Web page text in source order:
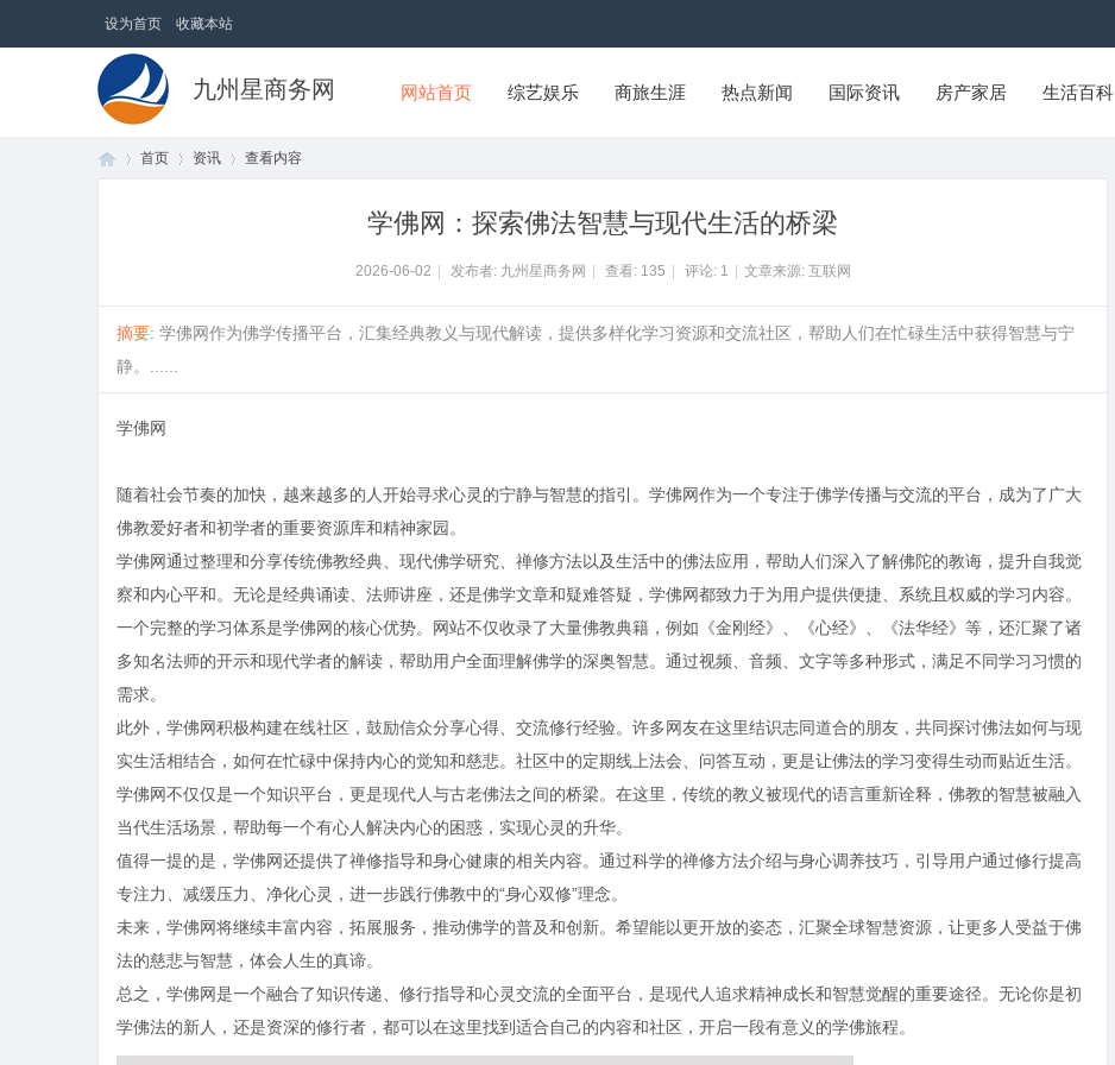
设为首页 收藏本站
九州星商务网 网站首页 综艺娱乐 商旅生涯 热点新闻 国际资讯 房产家居 生活百科
首页 资讯 查看内容
学佛网：探索佛法智慧与现代生活的桥梁
2026-06-02 发布者: 九州星商务网 查看: 135 评论: 1 文章来源: 互联网
摘要: 学佛网作为佛学传播平台，汇集经典教义与现代解读，提供多样化学习资源和交流社区，帮助人们在忙碌生活中获得智慧与宁
静。......
学佛网
随着社会节奏的加快，越来越多的人开始寻求心灵的宁静与智慧的指引。学佛网作为一个专注于佛学传播与交流的平台，成为了广大
佛教爱好者和初学者的重要资源库和精神家园。
学佛网通过整理和分享传统佛教经典、现代佛学研究、禅修方法以及生活中的佛法应用，帮助人们深入了解佛陀的教诲，提升自我觉
察和内心平和。无论是经典诵读、法师讲座，还是佛学文章和疑难答疑，学佛网都致力于为用户提供便捷、系统且权威的学习内容。
一个完整的学习体系是学佛网的核心优势。网站不仅收录了大量佛教典籍，例如《金刚经》、《心经》、《法华经》等，还汇聚了诸
多知名法师的开示和现代学者的解读，帮助用户全面理解佛学的深奥智慧。通过视频、音频、文字等多种形式，满足不同学习习惯的
需求。
此外，学佛网积极构建在线社区，鼓励信众分享心得、交流修行经验。许多网友在这里结识志同道合的朋友，共同探讨佛法如何与现
实生活相结合，如何在忙碌中保持内心的觉知和慈悲。社区中的定期线上法会、问答互动，更是让佛法的学习变得生动而贴近生活。
学佛网不仅仅是一个知识平台，更是现代人与古老佛法之间的桥梁。在这里，传统的教义被现代的语言重新诠释，佛教的智慧被融入
当代生活场景，帮助每一个有心人解决内心的困惑，实现心灵的升华。
值得一提的是，学佛网还提供了禅修指导和身心健康的相关内容。通过科学的禅修方法介绍与身心调养技巧，引导用户通过修行提高
专注力、减缓压力、净化心灵，进一步践行佛教中的“身心双修”理念。
未来，学佛网将继续丰富内容，拓展服务，推动佛学的普及和创新。希望能以更开放的姿态，汇聚全球智慧资源，让更多人受益于佛
法的慈悲与智慧，体会人生的真谛。
总之，学佛网是一个融合了知识传递、修行指导和心灵交流的全面平台，是现代人追求精神成长和智慧觉醒的重要途径。无论你是初
学佛法的新人，还是资深的修行者，都可以在这里找到适合自己的内容和社区，开启一段有意义的学佛旅程。